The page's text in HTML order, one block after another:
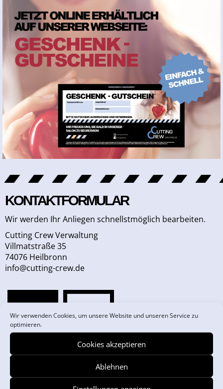
Wir verwenden Cookies, um unsere Website und unseren Service zu
optimieren.
Cookies akzeptieren
Ablehnen
KONTAKTFORMULAR
Wir werden Ihr Anliegen schnellstmöglich bearbeiten.
Cutting Crew Verwaltung
Villmatstraße 35
74076 Heilbronn
info@cutting-crew.de